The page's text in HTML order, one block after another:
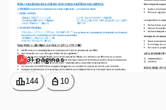
31 páginas
leaderboard144 personal_bag 10